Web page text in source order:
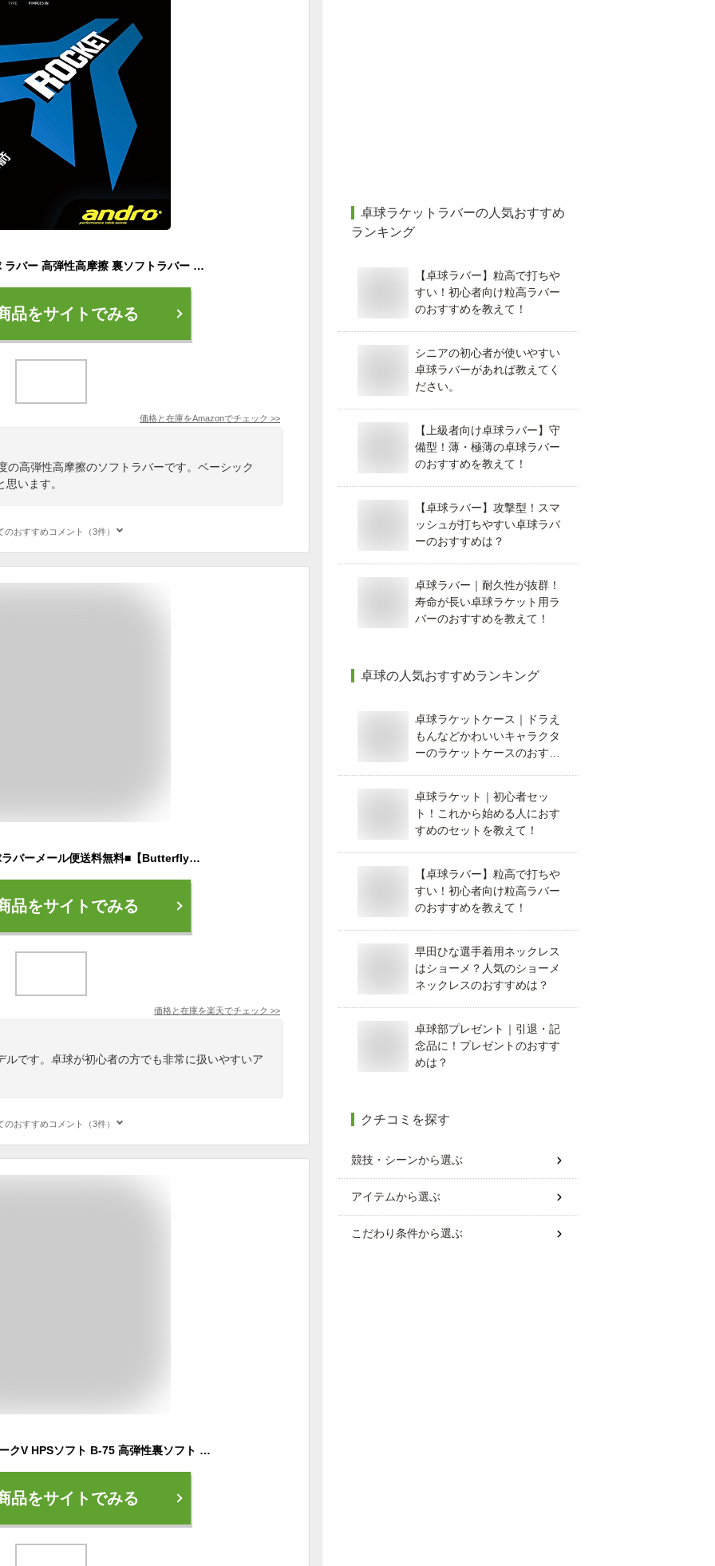
andro(アンドロ) 卓球 ラバー 高弾性高摩擦 裏ソフトラバー ロケット レッド 1.7mm 112323
品をサイトでみる
価格と在庫をAmazonでチェック >>
の高弾性高摩擦のソフトラバーです。ベーシック
います。
のおすすめコメント（3件）
★即納/あす楽★■卓球ラバーメール便送料無料■【Butterfly】バタフライ ラウンデルハード 05890 破壊力が増大した『ラウンデル』【卓球用品】卓球/ラバ-[裏ソフトラバー/テンション系/高弾性/コントロール系]【RCP】
品をサイトでみる
価格と在庫を楽天でチェック >>
ルです。卓球が初心者の方でも非常に扱いやすいア
のおすすめコメント（3件）
ヤサカ 卓球ラバー マークV HPSソフト B-75 高弾性裏ソフト 卓球用品
品をサイトでみる
卓球ラケットラバーの人気おすすめ
ランキング
【卓球ラバー】粒高で打ちや
すい！初心者向け粒高ラバー
のおすすめを教えて！
シニアの初心者が使いやすい
卓球ラバーがあれば教えてく
ださい。
【上級者向け卓球ラバー】守
備型！薄・極薄の卓球ラバー
のおすすめを教えて！
【卓球ラバー】攻撃型！スマ
ッシュが打ちやすい卓球ラバ
ーのおすすめは？
卓球ラバー｜耐久性が抜群！
寿命が長い卓球ラケット用ラ
バーのおすすめを教えて！
卓球の人気おすすめランキング
卓球ラケットケース｜ドラえ
もんなどかわいいキャラクタ
ーのラケットケースのおすす
卓球ラケット｜初心者セッ
ト！これから始める人におす
すめのセットを教えて！
【卓球ラバー】粒高で打ちや
すい！初心者向け粒高ラバー
のおすすめを教えて！
早田ひな選手着用ネックレス
はショーメ？人気のショーメ
ネックレスのおすすめは？
卓球部プレゼント｜引退・記
念品に！プレゼントのおすす
めは？
クチコミを探す
競技・シーンから選ぶ
アイテムから選ぶ
こだわり条件から選ぶ